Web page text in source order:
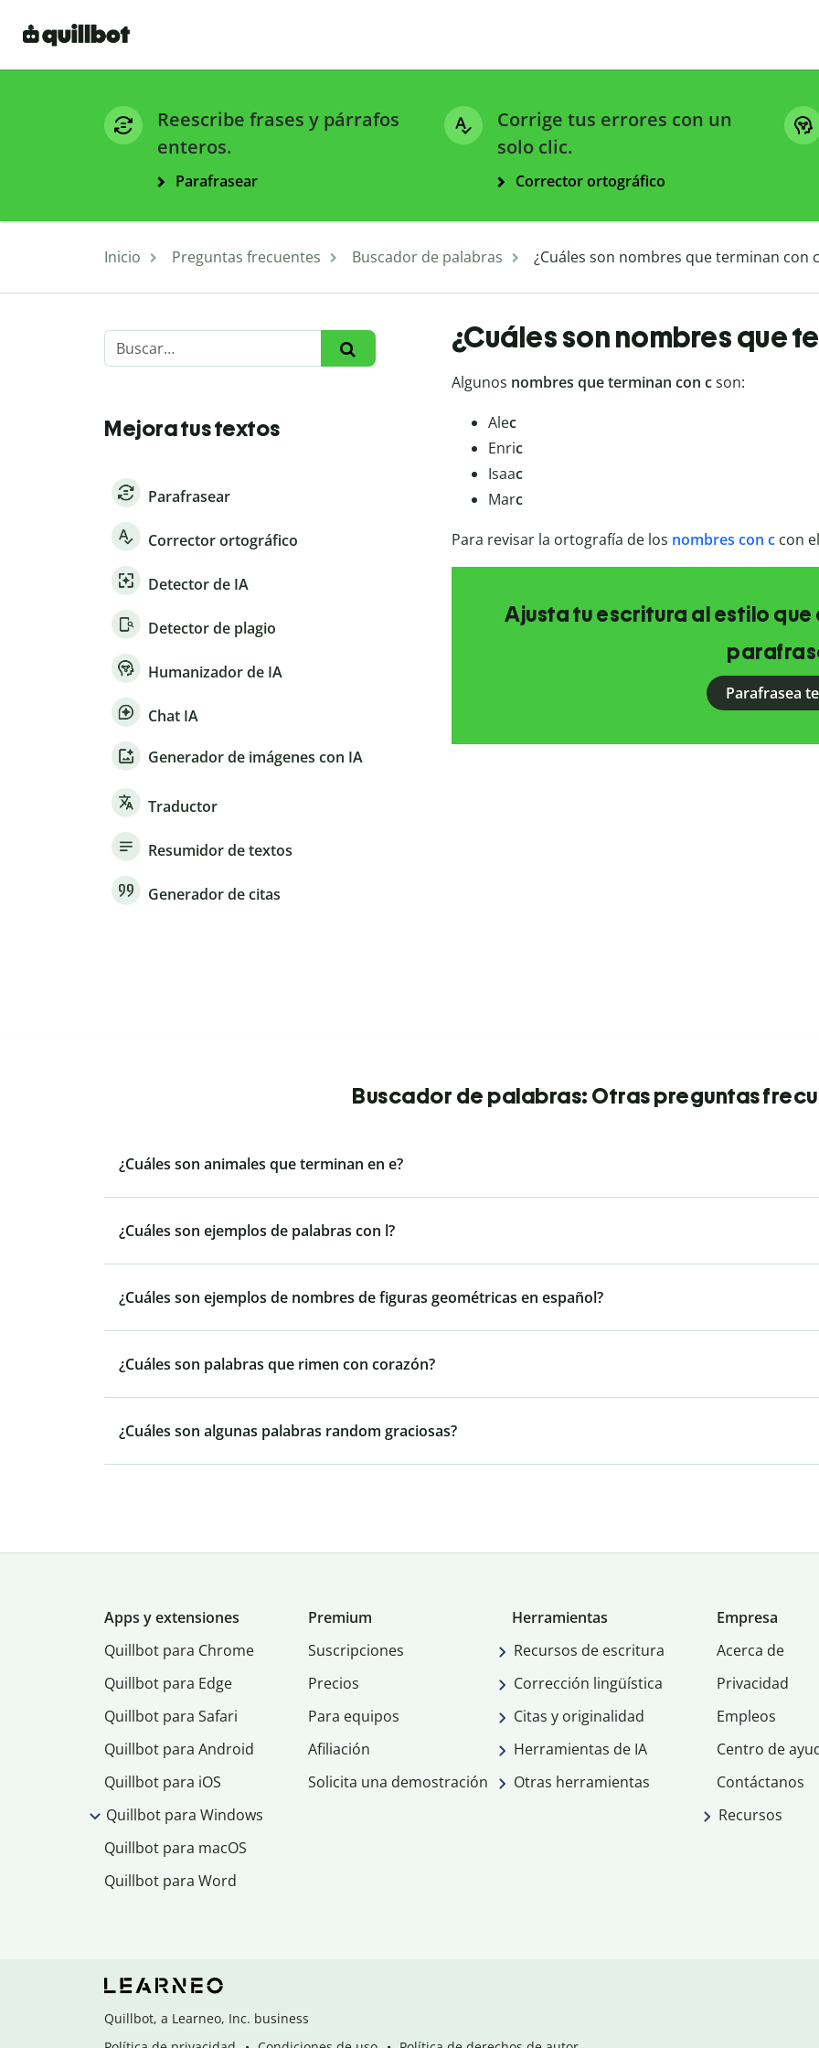
Reescribe frases y párrafos
enteros.
Parafrasear
Corrige tus errores con un
solo clic.
Corrector ortográfico
Inicio Preguntas frecuentes Buscador de palabras ¿Cuáles son nombres que terminan con
Mejora tus textos
Parafrasear
Corrector ortográfico
Detector de IA
Detector de plagio
Humanizador de IA
Chat IA
Generador de imágenes con IA
Traductor
Resumidor de textos
Generador de citas
¿Cuáles son nombres que
Algunos nombres que terminan con cson:
Alec
Enric
Isaac
Marc
Para revisar la ortografía de los nombres con c con el
Ajusta tu escritura al estilo
Parafrasea
Buscador de palabras: Otras preguntas
¿Cuáles son animales que terminan en e?
¿Cuáles son ejemplos de palabras con l?
¿Cuáles son ejemplos de nombres de figuras geométricas en español?
¿Cuáles son palabras que rimen con corazón?
¿Cuáles son algunas palabras random graciosas?
Apps y extensiones
Quillbot para Chrome
Quillbot para Edge
Quillbot para Safari
Quillbot para Android
Quillbot para iOS
Quillbot para Windows
Quillbot para macOS
Quillbot para Word
Premium
Suscripciones
Precios
Para equipos
Afiliación
Solicita una demostración
Herramientas
Recursos de escritura
Corrección lingüística
Citas y originalidad
Herramientas de IA
Otras herramientas
Empresa
Acerca de
Privacidad
Empleos
Centro de
Contáctanos
Recursos
Quillbot, a Learneo, Inc. business